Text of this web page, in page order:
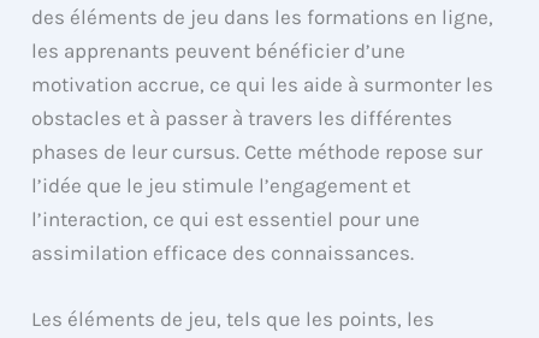
des éléments de jeu dans les formations en ligne,
les apprenants peuvent bénéficier d’une
motivation accrue, ce qui les aide à surmonter les
obstacles et à passer à travers les différentes
phases de leur cursus. Cette méthode repose sur
l’idée que le jeu stimule l’engagement et
l’interaction, ce qui est essentiel pour une
assimilation efficace des connaissances.
Les éléments de jeu, tels que les points, les